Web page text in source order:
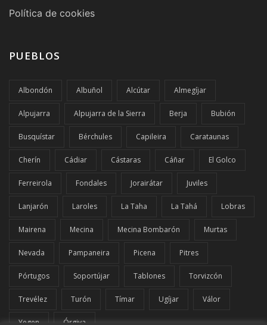
Política de cookies
PUEBLOS
Albondón Albuñol Alcútar Almegíjar
Alpujarra Alpujarra de la Sierra Berja Bubión
Busquístar Bérchules Capileira Carataunas
Cherín Cádiar Cástaras Cáñar El Golco
Ferreirola Fondales Jorairátar Juviles
Lanjarón Laroles La Taha La Tahá Lobras
Mairena Mecina Mecina Bombarón Murtas
Nevada Pampaneira Picena Pitres
Pórtugos Soportújar Tablones Torvizcón
Trevélez Turón Tímar Ugíjar Válor
Yegen Órgiva